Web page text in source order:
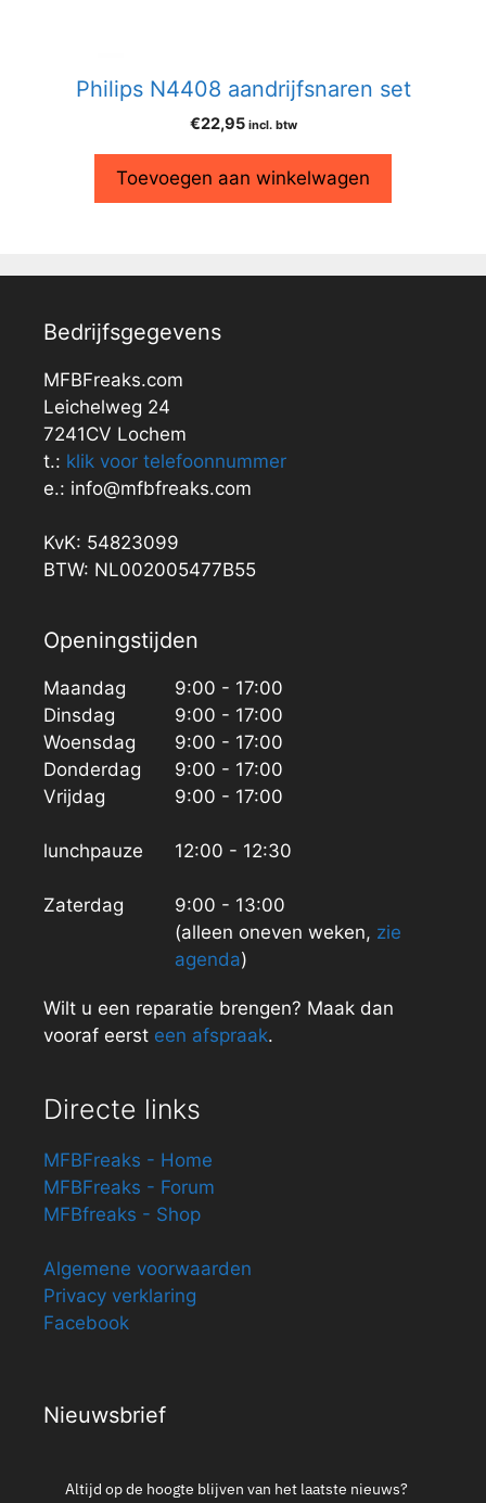
Philips N4408 aandrijfsnaren set
€22,95 incl. btw
Toevoegen aan winkelwagen
Bedrijfsgegevens
MFBFreaks.com
Leichelweg 24
7241CV Lochem
t.: klik voor telefoonnummer
e.: info@mfbfreaks.com
KvK: 54823099
BTW: NL002005477B55
Openingstijden
Maandag
Dinsdag
Woensdag
Donderdag
Vrijdag
lunchpauze
Zaterdag
9:00 - 17:00
9:00 - 17:00
9:00 - 17:00
9:00 - 17:00
9:00 - 17:00
12:00 - 12:30
9:00 - 13:00
(alleen oneven weken, zie
agenda)
Wilt u een reparatie brengen? Maak dan
vooraf eerst een afspraak.
Directe links
MFBFreaks - Home
MFBFreaks - Forum
MFBfreaks - Shop
Algemene voorwaarden
Privacy verklaring
Facebook
Nieuwsbrief
Altijd op de hoogte blijven van het laatste nieuws?